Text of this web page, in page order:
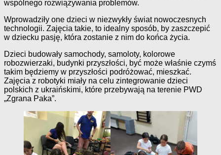
wspólnego rozwiązywania problemów.
Wprowadziły one dzieci w niezwykły świat nowoczesnych
technologii. Zajęcia takie, to idealny sposób, by zaszczepić
w dziecku pasję, która zostanie z nim do końca życia.
Dzieci budowały samochody, samoloty, kolorowe
robozwierzaki, budynki przyszłości, być może właśnie czymś
takim będziemy w przyszłości podróżować, mieszkać.
Zajęcia z robotyki miały na celu zintegrowanie dzieci
polskich z ukraińskimi, które przebywają na terenie PWD
„Zgrana Paka”.